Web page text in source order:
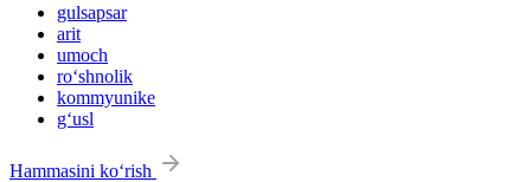
gulsapsar
arit
umoch
ro‘shnolik
kommyunike
g‘usl
Hammasini ko‘rish